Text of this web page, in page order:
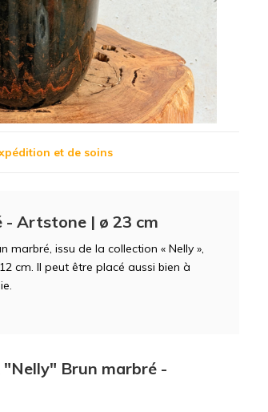
et de soins
- Artstone | ø 23 cm
issu de la collection « Nelly »,
cm. Il peut être placé aussi bien à
Brun marbré -